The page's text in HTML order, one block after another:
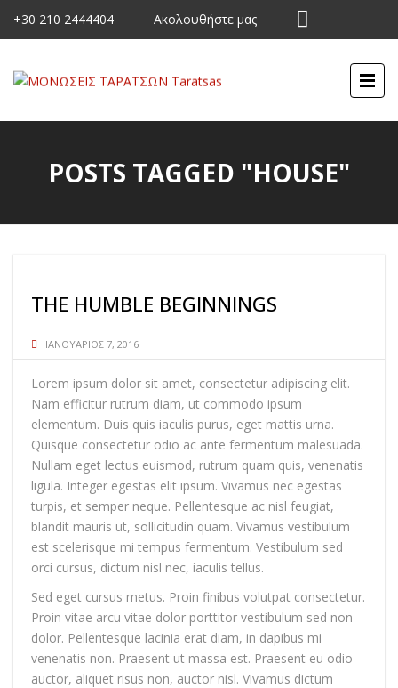
+30 210 2444404 Ακολουθήστε μας
POSTS TAGGED "HOUSE"
THE HUMBLE BEGINNINGS
ΙΑΝΟΥΆΡΙΟΣ 7, 2016
Lorem ipsum dolor sit amet, consectetur adipiscing elit.
Nam efficitur rutrum diam, ut commodo ipsum
elementum. Duis quis iaculis purus, eget mattis urna.
Quisque consectetur odio ac ante fermentum malesuada.
Nullam eget lectus euismod, rutrum quam quis, venenatis
ligula. Integer egestas elit ipsum. Vivamus nec egestas
turpis, et semper neque. Pellentesque ac nisl feugiat,
blandit mauris ut, sollicitudin quam. Vivamus vestibulum
est scelerisque mi tempus fermentum. Vestibulum sed
orci cursus, dictum nisl nec, iaculis tellus.
Sed eget cursus metus. Proin finibus volutpat consectetur.
Proin vitae arcu vitae dolor porttitor vestibulum sed non
dolor. Pellentesque lacinia erat diam, in dapibus mi
venenatis non. Praesent ut massa est. Praesent eu odio
auctor, aliquet risus non, auctor nisl. Vivamus dictum